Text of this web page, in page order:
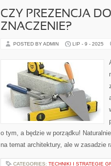
CZY PREZENCJA
ZNACZENIE?
POSTED BY ADMIN LIP - 9 - 2025
o tym, a będzie w porządku!
na temat architektury, ale w
CATEGORIES: TECHNIKI I STRATEGIE